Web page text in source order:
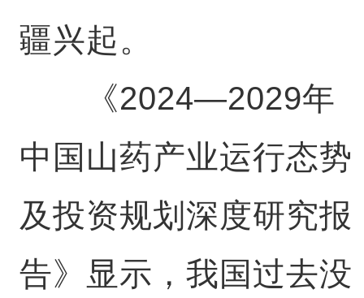
疆兴起。
《2024—2029年
中国山药产业运行态势
及投资规划深度研究报
告》显示，我国过去没